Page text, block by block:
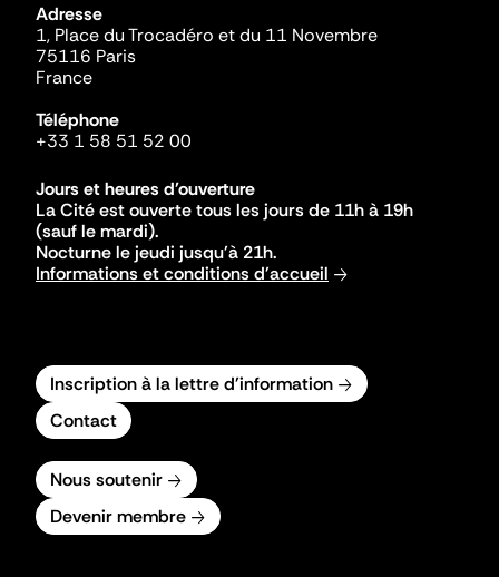
Adresse
1, Place du Trocadéro et du 11 Novembre
75116 Paris
France
Téléphone
+33 1 58 51 52 00
Jours et heures d'ouverture
La Cité est ouverte tous les jours de 11h à 19h
(sauf le mardi).
Nocturne le jeudi jusqu'à 21h.
Informations et conditions d'accueil
Inscription à la lettre d'information
Contact
Nous soutenir
Devenir membre